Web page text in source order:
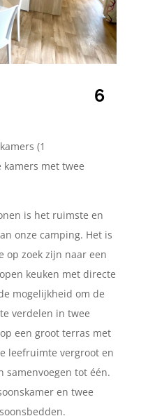
Lux 6
(1
met twee
is het ruimste en
onze camping. Het is
op zoek zijn naar een
keuken met directe
mogelijkheid om de
verdelen in twee
een groot terras met
leefruimte vergroot en
tot één.
en twee